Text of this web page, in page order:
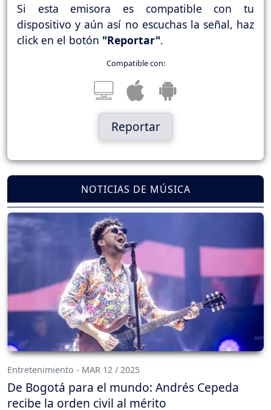
Si esta emisora es compatible con tu
dispositivo y aún así no escuchas la señal, haz
click en el botón "Reportar".
Compatible con:
Reportar
NOTICIAS DE MÚSICA
Entretenimiento - MAR 12 / 2025
De Bogotá para el mundo: Andrés Cepeda
recibe la orden civil al mérito